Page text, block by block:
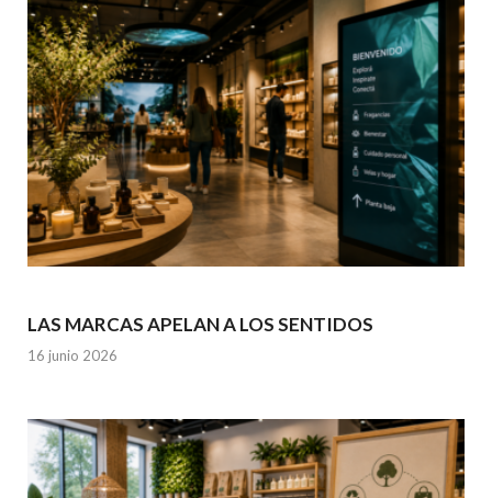
LAS MARCAS APELAN A LOS SENTIDOS
16 junio 2026